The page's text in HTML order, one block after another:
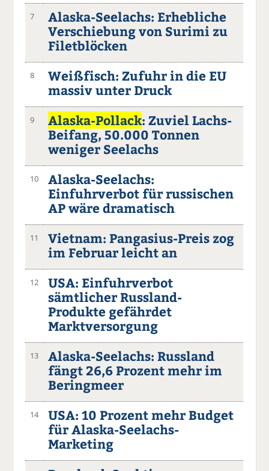
7
Alaska-Seelachs: Erhebliche
Verschiebung von Surimi zu
Filetblöcken
8
Weißfisch: Zufuhr in die EU
massiv unter Druck
9 Alaska-Pollack: Zuviel Lachs-
Beifang, 50.000 Tonnen
weniger Seelachs
10
Alaska-Seelachs:
Einfuhrverbot für russischen
AP wäre dramatisch
11
Vietnam: Pangasius-Preis zog
im Februar leicht an
12
USA: Einfuhrverbot
sämtlicher Russland-
Produkte gefährdet
Marktversorgung
13
Alaska-Seelachs: Russland
fängt 26,6 Prozent mehr im
Beringmeer
14
USA: 10 Prozent mehr Budget
für Alaska-Seelachs-
Marketing